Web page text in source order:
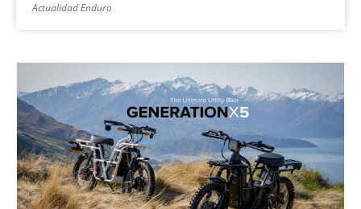
Actualidad Enduro